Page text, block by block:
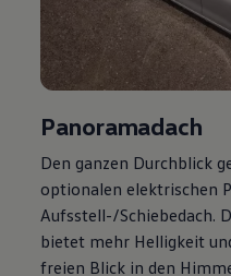
Panoramadach
Den ganzen Durchblick
optionalen elektrischen
Aufsstell-/Schiebedach.
bietet mehr Helligkeit
freien Blick in den